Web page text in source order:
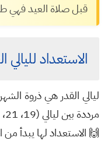
قبل صلاة العيد فهي
الاستعداد لليالي
ليالي القدر هي ذروة
مرددة بين ليالي (19، 21، 23) من شهر رمضان.
🙌 الاستعداد لها يبدأ من